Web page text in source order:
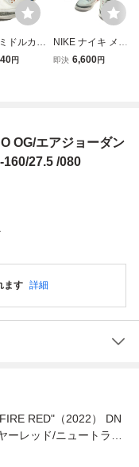
ドルカッ
カー AIR
円
NIKE ナイキ メン
ズスニーカー AIR
即決 6,600円
OG/エアジョーダン
27.5 /080
ます 詳細
RED"（2022） DN
レッド/ニュートラル